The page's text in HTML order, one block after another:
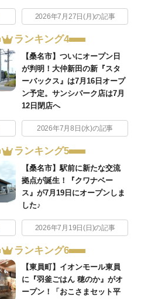
2026年7月27日(月)の記事
ランキング4
【桑名市】ついにオープン日
が判明！大仲新田の新『スタ
ーバックス』は7月16日オープ
ン予定。サンシパーク店は7月
12日閉店へ
2026年7月8日(水)の記事
ランキング5
【桑名市】駅前に新たな交流
拠点が誕生！『クワナベー
ス』が7月19日にオープンしま
した♪
2026年7月19日(日)の記事
ランキング6
【東員町】イオンモール東員
に『羽釜ごはん 穂のか』がオ
ープン！「おこさまセット平